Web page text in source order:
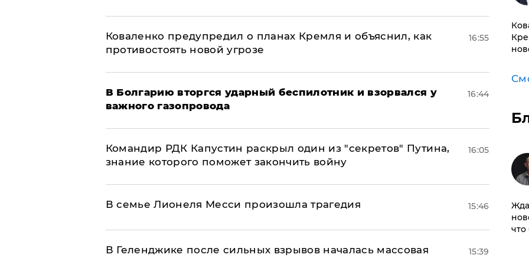
Коваленко предупредил о планах Кремля и объяснил, как
противостоять новой угрозе
16:55
В Болгарию вторгся ударный беспилотник и взорвался у
важного газопровода
16:44
Командир РДК Капустин раскрыл один из "секретов" Путина,
знание которого поможет закончить войну
16:05
В семье Лионеля Месси произошла трагедия 15:46
В Геленджике после сильных взрывов началась массовая
15:39
что